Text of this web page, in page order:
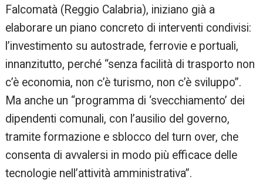
Falcomatà (Reggio Calabria), iniziano già a
elaborare un piano concreto di interventi condivisi:
l’investimento su autostrade, ferrovie e portuali,
innanzitutto, perché “senza facilità di trasporto non
c’è economia, non c’è turismo, non c’è sviluppo”.
Ma anche un “programma di ‘svecchiamento’ dei
dipendenti comunali, con l’ausilio del governo,
tramite formazione e sblocco del turn over, che
consenta di avvalersi in modo più efficace delle
tecnologie nell’attività amministrativa”.